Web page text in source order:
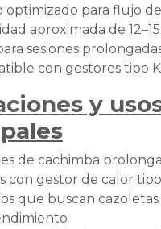
optimizado para flujo
aproximada de
sesiones
con gestores tipo
y
de cachimba
con gestor de calor
que buscan